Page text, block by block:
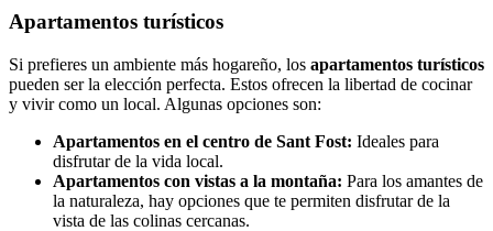
Apartamentos turísticos
Si prefieres un ambiente más hogareño, los apartamentos turísticos
pueden ser la elección perfecta. Estos ofrecen la libertad de cocinar
y vivir como un local. Algunas opciones son:
Apartamentos en el centro de Sant Fost: Ideales para
disfrutar de la vida local.
Apartamentos con vistas a la montaña: Para los amantes de
la naturaleza, hay opciones que te permiten disfrutar de la
vista de las colinas cercanas.